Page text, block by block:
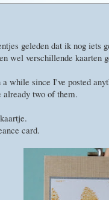
geleden dat ik nog iets
wel verschillende
a while since I've posted
already two of them.
card.